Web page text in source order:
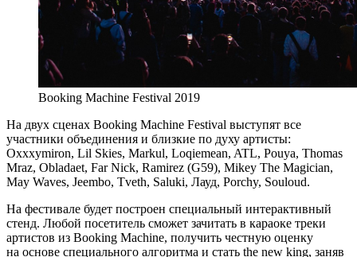
Booking Machine Festival 2019
На двух сценах Booking Machine Festival выступят все
участники объединения и близкие по духу артисты:
Oxxxymiron, Lil Skies, Markul, Loqiemean, ATL, Pouya, Thomas
Mraz, Obladaet, Far Nick, Ramirez (G59), Mikey The Magician,
May Waves, Jeembo, Tveth, Saluki, Лауд, Porchy, Souloud.
На фестивале будет построен специальный интерактивный
стенд. Любой посетитель сможет зачитать в караоке треки
артистов из Booking Machine, получить честную оценку
на основе специального алгоритма и стать the new king, заняв